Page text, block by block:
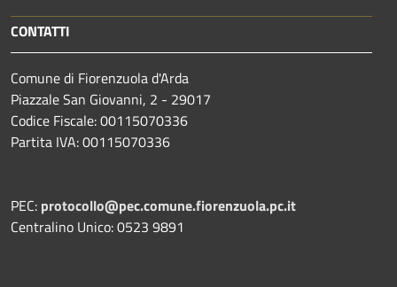
CONTATTI
Comune di Fiorenzuola d'Arda
Piazzale San Giovanni, 2 - 29017
Codice Fiscale: 00115070336
Partita IVA: 00115070336
PEC: protocollo@pec.comune.fiorenzuola.pc.it
Centralino Unico: 0523 9891